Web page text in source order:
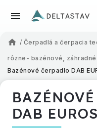
/ Čerpadlá a čerpacia
rôzne- bazénové, záhradné
Bazénové čerpadlo DAB
DAB